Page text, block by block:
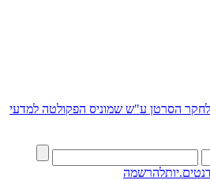
הסרטן ע"ש שמוניס הפקולטה למדעי
להרשמה